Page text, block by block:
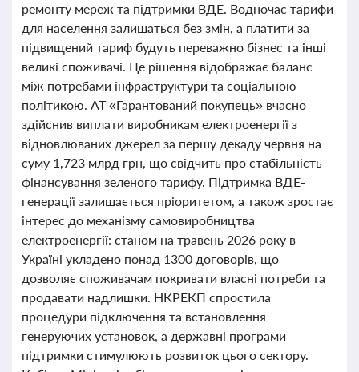
ремонту мереж та підтримки ВДЕ. Водночас тарифи
для населення залишаться без змін, а платити за
підвищений тариф будуть переважно бізнес та інші
великі споживачі. Це рішення відображає баланс
між потребами інфраструктури та соціальною
політикою. АТ «Гарантований покупець» вчасно
здійснив виплати виробникам електроенергії з
відновлюваних джерел за першу декаду червня на
суму 1,723 млрд грн, що свідчить про стабільність
фінансування зеленого тарифу. Підтримка ВДЕ-
генерації залишається пріоритетом, а також зростає
інтерес до механізму самовиробництва
електроенергії: станом на травень 2026 року в
Україні укладено понад 1300 договорів, що
дозволяє споживачам покривати власні потреби та
продавати надлишки. НКРЕКП спростила
процедури підключення та встановлення
генеруючих установок, а державні програми
підтримки стимулюють розвиток цього сектору.